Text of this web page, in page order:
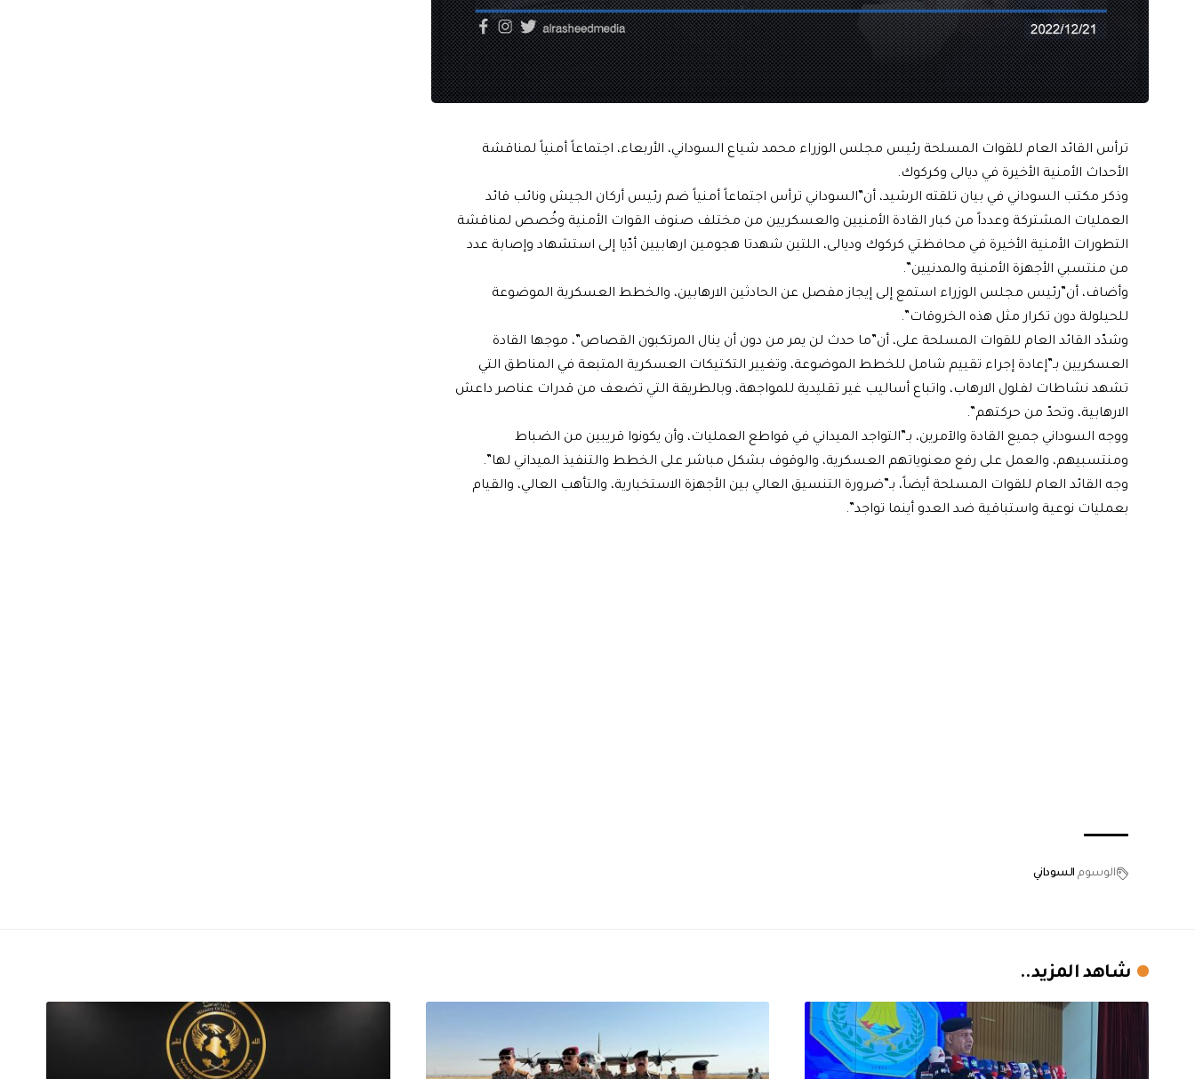
ترأس القائد العام للقوات المسلحة رئيس مجلس الوزراء محمد شياع السوداني، الأربعاء، اجتماعاً أمنياً لمناقشة
الأحداث الأمنية الأخيرة في ديالى وكركوك.
وذكر مكتب السوداني في بيان تلقته الرشيد، أن”السوداني ترأس اجتماعاً أمنياً ضم رئيس أركان الجيش ونائب قائد
العمليات المشتركة وعدداً من كبار القادة الأمنيين والعسكريين من مختلف صنوف القوات الأمنية وخُصص لمناقشة
التطورات الأمنية الأخيرة في محافظتي كركوك وديالى، اللتين شهدتا هجومين ارهابيين أدّيا إلى استشهاد وإصابة عدد
من منتسبي الأجهزة الأمنية والمدنيين”.
وأضاف، أن”رئيس مجلس الوزراء استمع إلى إيجاز مفصل عن الحادثين الارهابين، والخطط العسكرية الموضوعة
للحيلولة دون تكرار مثل هذه الخروقات”.
وشدّد القائد العام للقوات المسلحة على، أن”ما حدث لن يمر من دون أن ينال المرتكبون القصاص”، موجها القادة
العسكريين بـ”إعادة إجراء تقييم شامل للخطط الموضوعة، وتغيير التكتيكات العسكرية المتبعة في المناطق التي
تشهد نشاطات لفلول الارهاب، واتباع أساليب غير تقليدية للمواجهة، وبالطريقة التي تضعف من قدرات عناصر داعش
الارهابية، وتحدّ من حركتهم”.
ووجه السوداني جميع القادة والآمرين، بـ”التواجد الميداني في قواطع العمليات، وأن يكونوا قريبين من الضباط
ومنتسبيهم، والعمل على رفع معنوياتهم العسكرية، والوقوف بشكل مباشر على الخطط والتنفيذ الميداني لها”.
وجه القائد العام للقوات المسلحة أيضاً، بـ”ضرورة التنسيق العالي بين الأجهزة الاستخبارية، والتأهب العالي، والقيام
بعمليات نوعية واستباقية ضد العدو أينما تواجد”.
الوسوم السوداني
شاهد المزيد..